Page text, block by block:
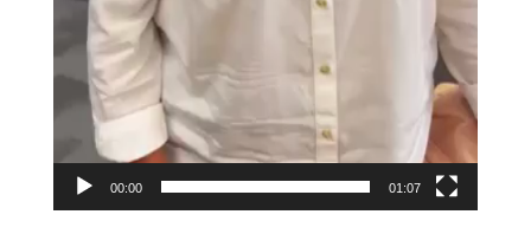
00:00 01:07